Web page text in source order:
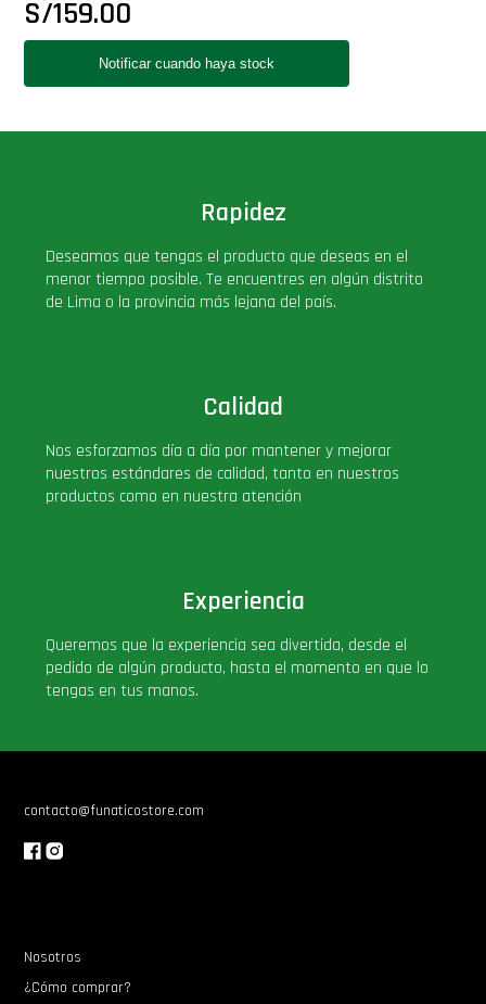
S/159.00
Rapidez
Deseamos que tengas el producto que deseas en el
menor tiempo posible. Te encuentres en algún distrito
de Lima o la provincia más lejana del país.
Calidad
Nos esforzamos día a día por mantener y mejorar
nuestros estándares de calidad, tanto en nuestros
productos como en nuestra atención
Experiencia
Queremos que la experiencia sea divertida, desde el
pedido de algún producto, hasta el momento en que lo
tengas en tus manos.
contacto@funaticostore.com
Nosotros
¿Cómo comprar?